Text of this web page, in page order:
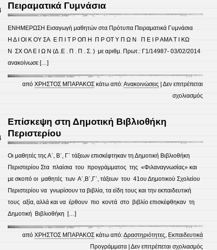
Πειραματικά Γυμνάσια
ΕΝΗΜΕΡΩΣΗ Εισαγωγή μαθητών στα Πρότυπα Πειραματικά Γυμνάσια
Η Δ Ι ΟΙ Κ ΟΥ ΣΑ Ε Π Ι Τ Ρ ΟΠ Η Π Ρ ΟΤ Υ Π Ω Ν Π Ε Ι Ρ ΑΜΑ Τ Ι ΚΩ
Ν ΣΧ ΟΛ Ε Ι Ω Ν (Δ .Ε . Π . Π . Σ. ) με αριθμ. Πρωτ.: Γ1/14987- 03/02/2014
ανακοίνωσε […]
απόΧΡΗΣΤΟΣ ΜΠΑΡΑΚΟΣ κάτω από:Ανακοινώσεις |Δεν επιτρέπεται
σχολιασμός
Επίσκεψη στη Δημοτική Βιβλιοθήκη
Περιστερίου
Oι μαθητές της Α΄, Β΄, Γ΄ τάξεων επισκέφτηκαν τη Δημοτική Βιβλιοθήκη
Περιστερίου Στα πλαίσια του προγράμματος της «Φιλαναγνωσίας» και
με σκοπό οι μαθητές των Α΄,Β΄,Γ΄, τάξεων του 41ου Δημοτικού Σχολείου
Περιστερίου να γνωρίσουν τα βιβλία, τα είδη τους και την εκπαιδευτική
τους αξία, αλλά και να έρθουν πιο κοντά στο βιβλίο επισκέφθηκαν τη
Δημοτική Βιβλιοθήκη […]
απόΧΡΗΣΤΟΣ ΜΠΑΡΑΚΟΣ κάτω από:Δραστηριότητες, Εκπαιδευτικά
Προγράμματα |Δεν επιτρέπεται σχολιασμός